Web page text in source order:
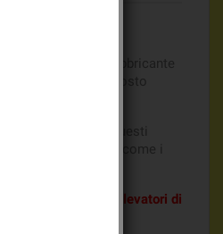
per il fabbricante
a contare del 1 Agosto
dal pila Batli38, questi
perfettamente come i
batli28 nei
rilevatori di
pile